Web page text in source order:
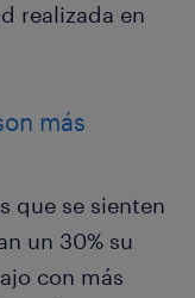
realizada en
más
que se sienten
un 30% su
con más